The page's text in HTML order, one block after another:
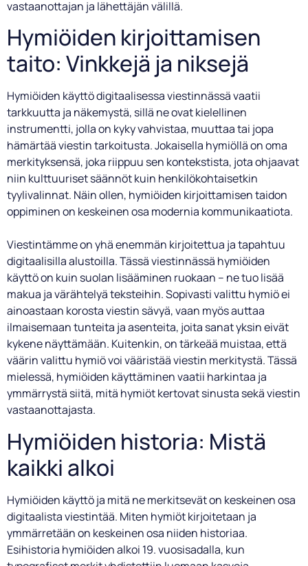
vastaanottajan ja lähettäjän välillä.
Hymiöiden kirjoittamisen
taito: Vinkkejä ja niksejä
Hymiöiden käyttö digitaalisessa viestinnässä vaatii
tarkkuutta ja näkemystä, sillä ne ovat kielellinen
instrumentti, jolla on kyky vahvistaa, muuttaa tai jopa
hämärtää viestin tarkoitusta. Jokaisella hymiöllä on oma
merkityksensä, joka riippuu sen kontekstista, jota ohjaavat
niin kulttuuriset säännöt kuin henkilökohtaisetkin
tyylivalinnat. Näin ollen, hymiöiden kirjoittamisen taidon
oppiminen on keskeinen osa modernia kommunikaatiota.
Viestintämme on yhä enemmän kirjoitettua ja tapahtuu
digitaalisilla alustoilla. Tässä viestinnässä hymiöiden
käyttö on kuin suolan lisääminen ruokaan – ne tuo lisää
makua ja värähtelyä teksteihin. Sopivasti valittu hymiö ei
ainoastaan korosta viestin sävyä, vaan myös auttaa
ilmaisemaan tunteita ja asenteita, joita sanat yksin eivät
kykene näyttämään. Kuitenkin, on tärkeää muistaa, että
väärin valittu hymiö voi vääristää viestin merkitystä. Tässä
mielessä, hymiöiden käyttäminen vaatii harkintaa ja
ymmärrystä siitä, mitä hymiöt kertovat sinusta sekä viestin
vastaanottajasta.
Hymiöiden historia: Mistä
kaikki alkoi
Hymiöiden käyttö ja mitä ne merkitsevät on keskeinen osa
digitaalista viestintää. Miten hymiöt kirjoitetaan ja
ymmärretään on keskeinen osa niiden historiaa.
Esihistoria hymiöiden alkoi 19. vuosisadalla, kun